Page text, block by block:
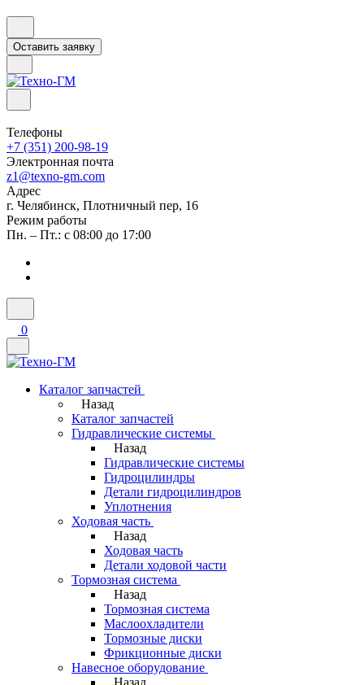
Оставить заявку
Телефоны
+7 (351) 200-98-19
Электронная почта
z1@texno-gm.com
Адрес
г. Челябинск, Плотничный пер, 16
Режим работы
Пн. – Пт.: с 08:00 до 17:00
0
Каталог запчастей
Назад
Каталог запчастей
Гидравлические системы
Назад
Гидравлические системы
Гидроцилиндры
Детали гидроцилиндров
Уплотнения
Ходовая часть
Назад
Ходовая часть
Детали ходовой части
Тормозная система
Назад
Тормозная система
Маслоохладители
Тормозные диски
Фрикционные диски
Навесное оборудование
Назад